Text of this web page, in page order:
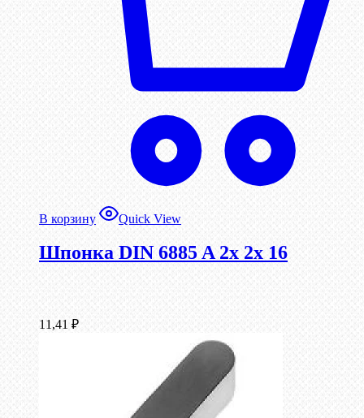
В корзину Quick View
Шпонка DIN 6885 A 2x 2x 16
11,41 ₽